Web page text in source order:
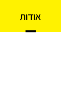
אודות